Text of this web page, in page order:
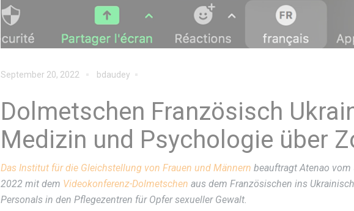
September 20, 2022 bdaudey
Dolmetschen Französisch
Medizin und Psychologie über
Das Institut für die Gleichstellung von Frauen und Männern beauftragt Atenao
2022 mit dem Videokonferenz-Dolmetschen aus dem Französischen ins
Personals in den Pflegezentren für Opfer sexueller Gewalt.